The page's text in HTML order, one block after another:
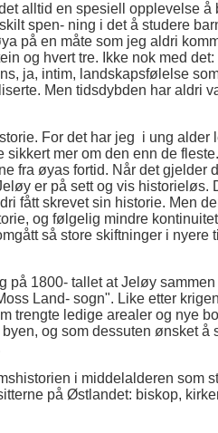
alltid en spesiell opplevelse å
spen- ning i det å studere
på en måte som jeg aldri
og hvert tre. Ikke nok med
ja, intim, landskapsfølelse
Men tidsdybden har aldri
For det har jeg i ung alder
mer om den enn de
fra øyas fortid. Når det gjelder
er på sett og vis historieløs.
fått skrevet sin historie. Men
og følgelig mindre
så store skiftninger i nyere
på 1800- tallet at Jeløy sammen
Land- sogn". Like etter
trengte ledige arealer og nye
og som dessuten ønsket å
i middelalderen som
på Østlandet: biskop,